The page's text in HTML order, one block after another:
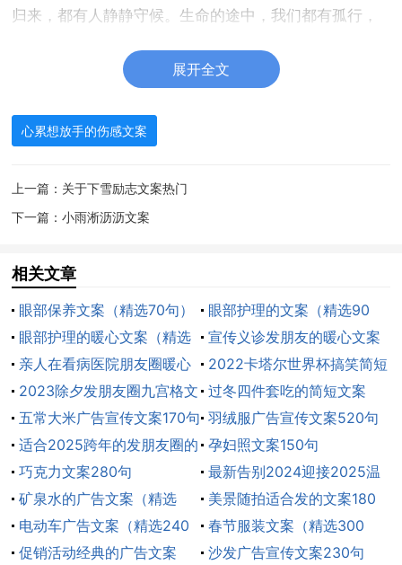
归来，都有人静静守候。生命的途中，我们都有孤行，
松。没人替代你的忧愁，无人分享你的欢欣，所有的一
领悟，人生就是一次自我完成的穿行，靠的是自身。
你离开学校，脱下学生气，沉迷过的偶像一个个消失，
身边的朋友一个个远离，建立一个不喜欢的交际圈，在
坦的大道，而是一个不断修正的过程。不知道自己想要
什么没关系，一定要牢记自己不想要什么。
7、人生是需要用苦难浸泡的，没有了伤痛，生命就
少了炫彩和厚重。只有在伤口中盛开的花朵，才是陪伴
我们默默前行的风景。不要在意小小的委屈，难过只是
你心情的点缀，而不是制约你灵魂的枷锁。该铭记的，
就把它雕刻在心灵的石碑上；该淡忘的，就把它融入宣
泄的泪水中。让我们从困苦中借力，在隐忍中坚强。
8、一时的输赢并不重要，重要的是我们在重重的博
弈中，不要迷失曾经的自己。许多时候，我们不是跌倒
展开全文
心累想放手的伤感文案
上一篇： 关于下雪励志文案热门
下一篇：小雨淅沥沥文案
相关文章
眼部保养文案（精选70句）
眼部护理的文案（精选90
句）
眼部护理的暖心文案（精选
60句）
宣传义诊发朋友的暖心文案
（精选50句）
亲人在看病医院朋友圈暖心
文案（精选95句）
2022卡塔尔世界杯搞笑简短
文案
2023除夕发朋友圈九宫格文
案
过冬四件套吃的简短文案
190句
五常大米广告宣传文案170句 羽绒服广告宣传文案520句
适合2025跨年的发朋友圈的
暖心文案190句
孕妇照文案150句
巧克力文案280句
最新告别2024迎接2025温
馨文案160句
矿泉水的广告文案（精选
220句）
美景随拍适合发的文案180
句
电动车广告文案（精选240
句）
春节服装文案（精选300
句）
促销活动经典的广告文案
沙发广告宣传文案230句